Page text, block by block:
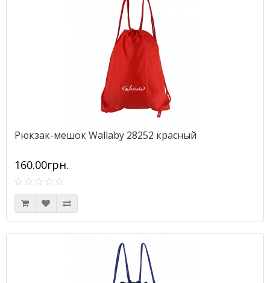
Рюкзак-мешок Wallaby 28252 красный
160.00грн.